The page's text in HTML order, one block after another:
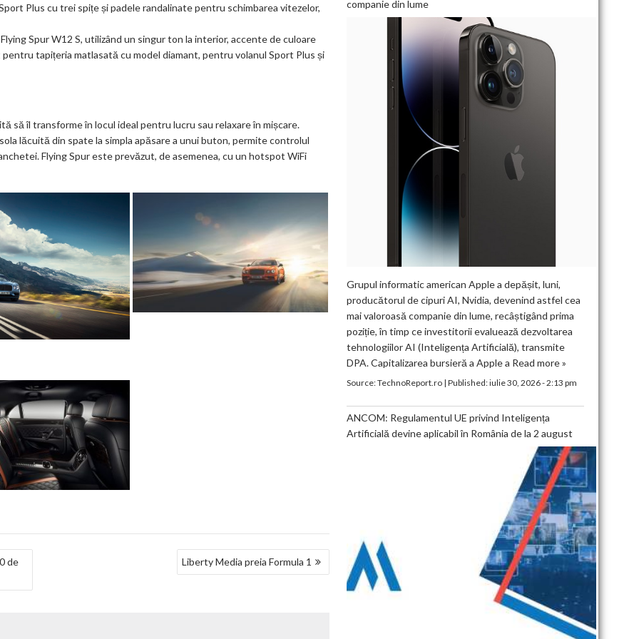
Plus cu trei spițe și padele randalinate pentru schimbarea vitezelor,
Spur W12 S, utilizând un singur ton la interior, accente de culoare
tapițeria matlasată cu model diamant, pentru volanul Sport Plus și
să îl transforme în locul ideal pentru lucru sau relaxare în mișcare.
lăcuită din spate la simpla apăsare a unui buton, permite controlul
Flying Spur este prevăzut, de asemenea, cu un hotspot WiFi
de Liberty Media preia Formula 1
companie din lume
Grupul informatic american Apple a depășit, luni,
producătorul de cipuri AI, Nvidia, devenind astfel cea
mai valoroasă companie din lume, recâștigând prima
poziție, în timp ce investitorii evaluează dezvoltarea
tehnologiilor AI (Inteligența Artificială), transmite
DPA. Capitalizarea bursieră a Apple a Read more »
Source:TechnoReport.ro| Published:iulie 30, 2026 - 2:13 pm
ANCOM: Regulamentul UE privind Inteligența
Artificială devine aplicabil în România de la 2 august